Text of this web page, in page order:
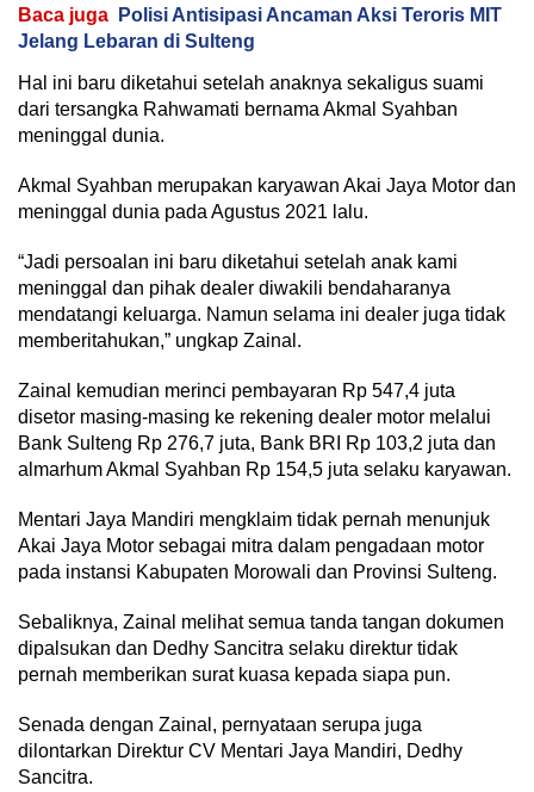
Baca juga
Polisi Antisipasi Ancaman Aksi Teroris MIT
Jelang Lebaran di Sulteng
Hal ini baru diketahui setelah anaknya sekaligus suami
dari tersangka Rahwamati bernama Akmal Syahban
meninggal dunia.
Akmal Syahban merupakan karyawan Akai Jaya Motor dan
meninggal dunia pada Agustus 2021 lalu.
“Jadi persoalan ini baru diketahui setelah anak kami
meninggal dan pihak dealer diwakili bendaharanya
mendatangi keluarga. Namun selama ini dealer juga tidak
memberitahukan,” ungkap Zainal.
Zainal kemudian merinci pembayaran Rp 547,4 juta
disetor masing-masing ke rekening dealer motor melalui
Bank Sulteng Rp 276,7 juta, Bank BRI Rp 103,2 juta dan
almarhum Akmal Syahban Rp 154,5 juta selaku karyawan.
Mentari Jaya Mandiri mengklaim tidak pernah menunjuk
Akai Jaya Motor sebagai mitra dalam pengadaan motor
pada instansi Kabupaten Morowali dan Provinsi Sulteng.
Sebaliknya, Zainal melihat semua tanda tangan dokumen
dipalsukan dan Dedhy Sancitra selaku direktur tidak
pernah memberikan surat kuasa kepada siapa pun.
Senada dengan Zainal, pernyataan serupa juga
dilontarkan Direktur CV Mentari Jaya Mandiri, Dedhy
Sancitra.